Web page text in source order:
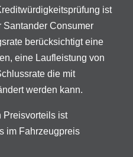
ist
Consumer
berücksichtigt eine
eine Laufleistung von
die mit
werden kann.
Preisvorteils ist
im Fahrzeugpreis